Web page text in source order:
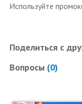
— блеск страз,
— искрометный
— живой
— бокал
Начало
Дополнительные
Используйте
Поделиться с
Вопросы (0)